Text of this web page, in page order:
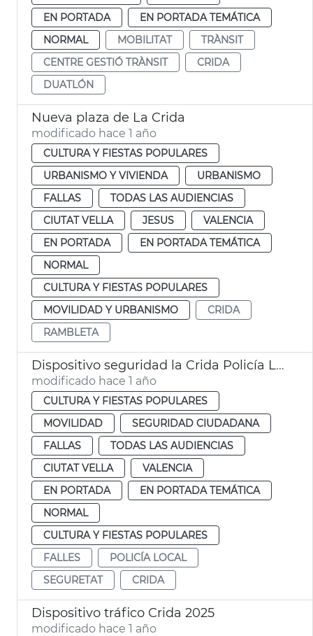
EN PORTADA
EN PORTADA TEMÁTICA
NORMAL
MOBILITAT
TRÀNSIT
CENTRE GESTIÓ TRÀNSIT
CRIDA
DUATLÓN
Nueva plaza de La Crida
modificado hace 1 año
CULTURA Y FIESTAS POPULARES
URBANISMO Y VIVIENDA
URBANISMO
FALLAS
TODAS LAS AUDIENCIAS
CIUTAT VELLA
JESUS
VALENCIA
EN PORTADA
EN PORTADA TEMÁTICA
NORMAL
CULTURA Y FIESTAS POPULARES
MOVILIDAD Y URBANISMO
CRIDA
RAMBLETA
Dispositivo seguridad la Crida Policía Local València
modificado hace 1 año
CULTURA Y FIESTAS POPULARES
MOVILIDAD
SEGURIDAD CIUDADANA
FALLAS
TODAS LAS AUDIENCIAS
CIUTAT VELLA
VALENCIA
EN PORTADA
EN PORTADA TEMÁTICA
NORMAL
CULTURA Y FIESTAS POPULARES
FALLES
POLICÍA LOCAL
SEGURETAT
CRIDA
Dispositivo tráfico Crida 2025
modificado hace 1 año